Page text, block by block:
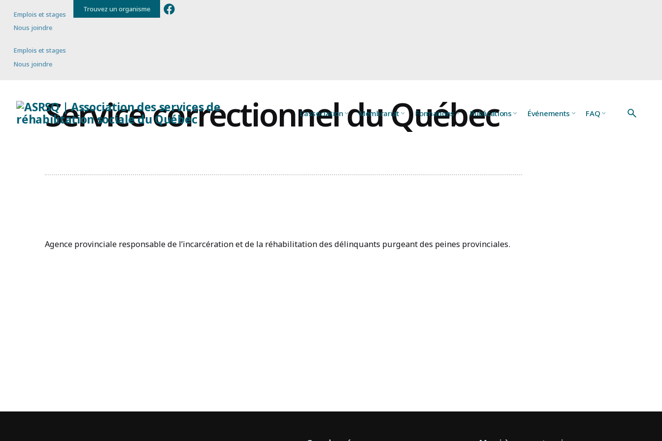
Emplois et stages
Nous joindre
Emplois et stages
Nous joindre
Trouvez un organisme
L’association Membrariat Formations Publications Événements FAQ
Service correctionnel du Québec
Agence provinciale responsable de l’incarcération et de la réhabilitation des délinquants purgeant des peines provinciales.